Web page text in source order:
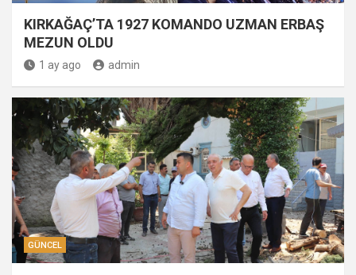
KIRKAĞAÇ’TA 1927 KOMANDO UZMAN ERBAŞ
MEZUN OLDU
1 ay ago admin
GÜNCEL